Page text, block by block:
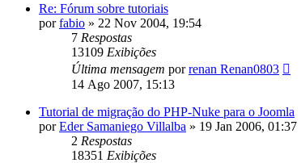
Re: Fórum sobre tutoriais
porfabio » 22 Nov 2004, 19:54
7 Respostas
13109 Exibições
Última mensagem porrenan Renan0803
14 Ago 2007, 15:13
Tutorial de migração do PHP-Nuke para o Joomla
porEder Samaniego Villalba » 19 Jan 2006, 01:37
2 Respostas
18351 Exibições